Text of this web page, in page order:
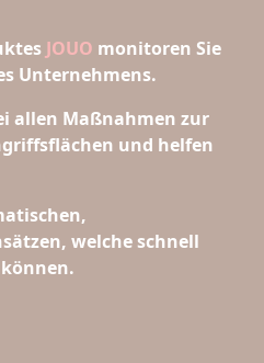
JOUO monitoren Sie
Unternehmens.
allen Maßnahmen zur
und helfen
welche schnell